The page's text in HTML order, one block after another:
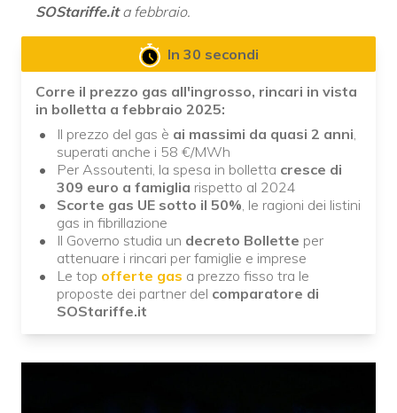
SOStariffe.ita febbraio.
In 30 secondi
Corre il prezzo gas all'ingrosso, rincari in vista
in bolletta a febbraio 2025:
Il prezzo del gas è ai massimi da quasi 2 anni,
superati anche i 58 €/MWh
Per Assoutenti, la spesa in bolletta cresce di
309 euro a famiglia rispetto al 2024
Scorte gas UE sotto il 50%, le ragioni dei listini
gas in fibrillazione
Il Governo studia un decreto Bollette per
attenuare i rincari per famiglie e imprese
Le top offerte gas a prezzo fisso tra le
proposte dei partner del comparatore di
SOStariffe.it